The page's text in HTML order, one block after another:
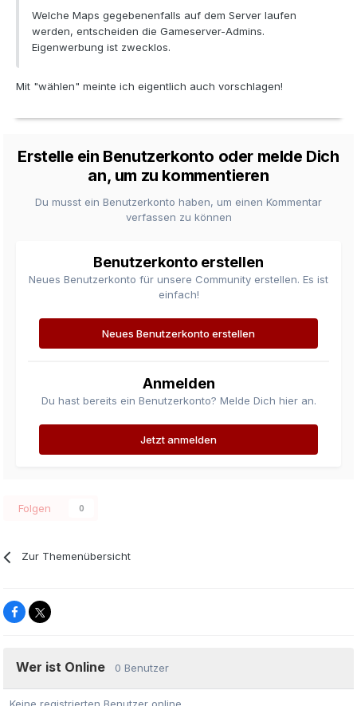
Welche Maps gegebenenfalls auf dem Server laufen
werden, entscheiden die Gameserver-Admins.
Eigenwerbung ist zwecklos.
Mit "wählen" meinte ich eigentlich auch vorschlagen!
Erstelle ein Benutzerkonto oder melde Dich
an, um zu kommentieren
Du musst ein Benutzerkonto haben, um einen Kommentar
verfassen zu können
Benutzerkonto erstellen
Neues Benutzerkonto für unsere Community erstellen. Es ist
einfach!
Neues Benutzerkonto erstellen
Anmelden
Du hast bereits ein Benutzerkonto? Melde Dich hier an.
Jetzt anmelden
Folgen 0
Zur Themenübersicht
Wer ist Online 0 Benutzer